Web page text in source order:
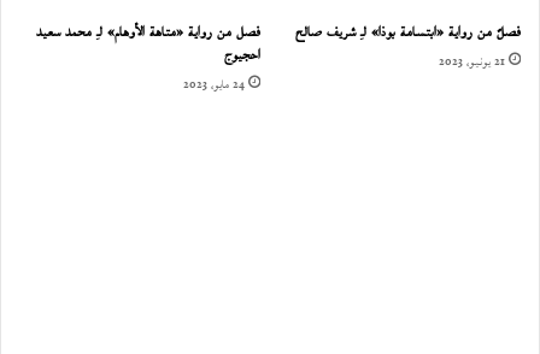
فصلٌ من رواية «ابتسامة بوذا» لـِ شريف صالح
21 يونيو، 2023
فصل من رواية «متاهة الأوهام» لـِ محمد سعيد
احجيوج
24 مايو، 2023